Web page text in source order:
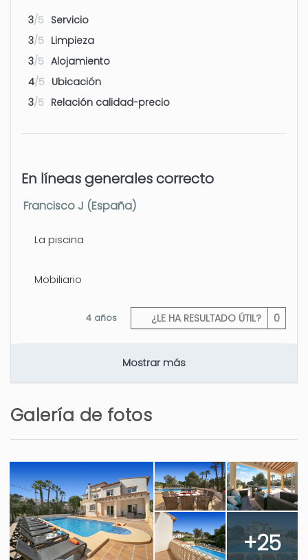
Aeropuerto - Valencia
3/5 Servicio
3/5 Limpieza
3/5 Alojamiento
4/5 Ubicación
3/5 Relación calidad-precio
En líneas generales correcto
Francisco J (España)
La piscina
Mobiliario
¿LE HA RESULTADO ÚTIL? 0
4 años
Mostrar más
Galería de fotos
+25